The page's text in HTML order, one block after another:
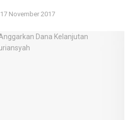
17 November 2017